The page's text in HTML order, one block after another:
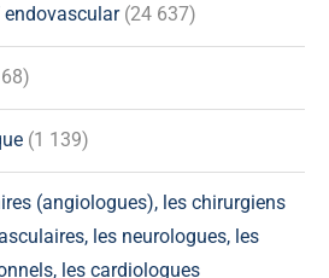
(24 637)
(1 139)
(angiologues), les chirurgiens
les neurologues, les
les cardiologues